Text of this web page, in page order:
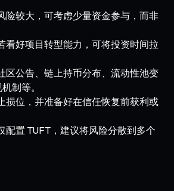
险较大，可考虑少量资金参与，而非
看好项目转型能力，可将投资时间拉
区公告、链上持币分布、流动性池变
制等。
损位，并准备好在信任恢复前获利或
配置 TUFT，建议将风险分散到多个